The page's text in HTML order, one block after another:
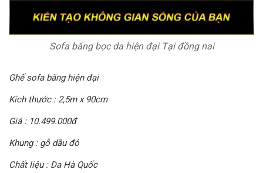
Sofa băng bọc da hiện đại Tại đồng nai
Ghế sofa băng hiện đại
Kích thước : 2,5m x 90cm
Giá : 10.499.000đ
Khung : gỗ dầu đỏ
Chất liệu : Da Hà Quốc